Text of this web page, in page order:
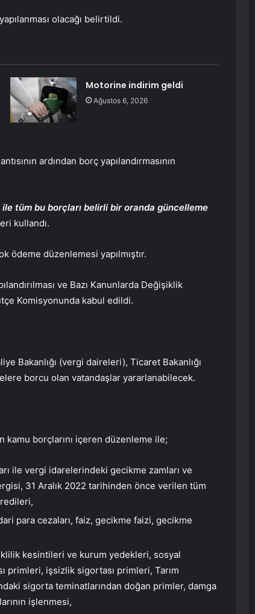
olacağı belirtildi.
Motorine indirim geldi
Ağustos 6, 2026
ardından borç yapılandırmasının
ile tüm bu borçları belirli bir oranda güncelleme
kullandı.
ödeme düzenlemesi yapılmıştır.
ve Bazı Kanunlarda Değişiklik
Komisyonunda kabul edildi.
Bakanlığı (vergi daireleri), Ticaret Bakanlığı
borcu olan vatandaşlar yararlanabilecek.
borçlarını içeren düzenleme ile;
ile vergi idarelerindeki gecikme zamları ve
31 Aralık 2022 tarihinden önce verilen tüm
para cezaları, faiz, gecikme faizi, gecikme
kesintileri ve kurum yedekleri, sosyal
primleri, işsizlik sigortası primleri, Tarım
sigorta teminatlarından doğan primler, damga
işlenmesi,